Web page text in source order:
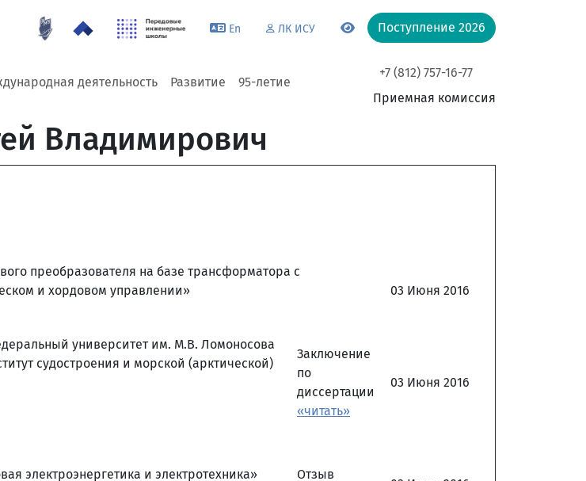
En ЛК ИСУ Поступление 2026
деятельность Развитие 95-летие
+7 (812) 757-16-77
Приемная комиссия
Владимирович
преобразователя на базе трансформатора с
и хордовом управлении»
03 Июня 2016
университет им. М.В. Ломоносова
судостроения и морской (арктической)
Заключение
по
диссертации
«читать»
03 Июня 2016
электроэнергетика и электротехника»
Отзыв